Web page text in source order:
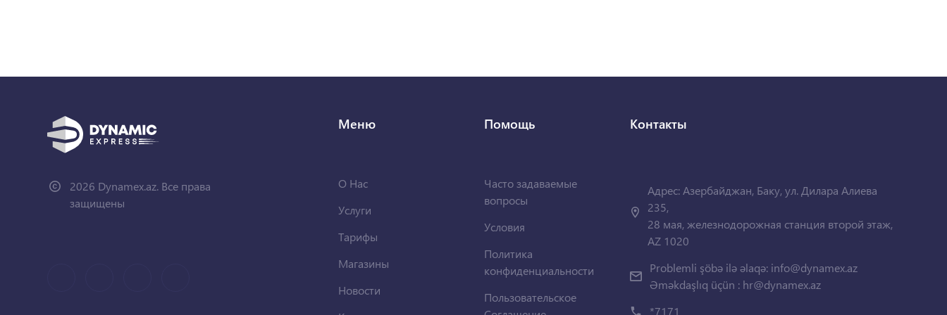
2026 Dynamex.az. Все права
защищены
Меню
О Нас
Услуги
Тарифы
Магазины
Новости
Помощь
Часто задаваемые
вопросы
Условия
Политика
конфиденциальности
Пользовательское
Контакты
Адрес: Азербайджан, Баку, ул. Дилара Алиева
235,
28 мая, железнодорожная станция второй этаж,
AZ 1020
Problemli şöbə ilə əlaqə: info@dynamex.az
Əməkdaşlıq üçün : hr@dynamex.az
*7171